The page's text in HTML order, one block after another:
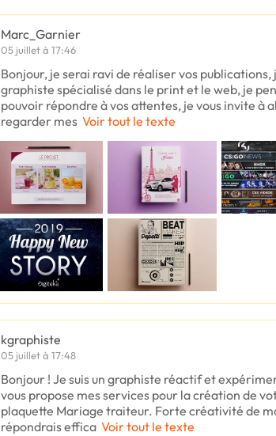
Marc_Garnier
05 juillet à 17:46
Bonjour, je serai ravi de réaliser vos publications,
graphiste spécialisé dans le print et le web, je
pouvoir répondre à vos attentes, je vous invite à
regarder mes Voir tout le texte
kgraphiste
05 juillet à 17:48
Bonjour ! Je suis un graphiste réactif et
vous propose mes services pour la création de
plaquette Mariage traiteur. Forte créativité de
répondrais effica Voir tout le texte